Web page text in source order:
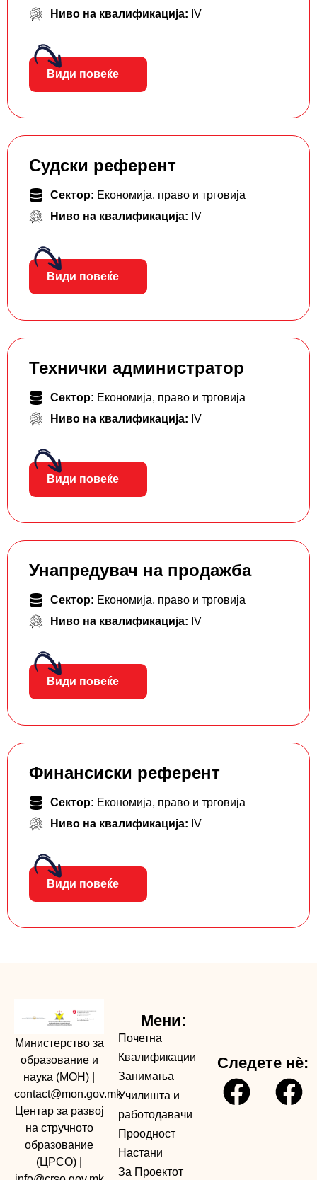
Ниво на квалификација: IV
Види повеќе
Судски референт
Сектор: Економија, право и трговија
Ниво на квалификација: IV
Види повеќе
Технички администратор
Сектор: Економија, право и трговија
Ниво на квалификација: IV
Види повеќе
Унапредувач на продажба
Сектор: Економија, право и трговија
Ниво на квалификација: IV
Види повеќе
Финансиски референт
Сектор: Економија, право и трговија
Ниво на квалификација: IV
Види повеќе
Министерство за
образование и
наука (МОН)
contact@mon.gov.mk
Центар за развој
на стручното
образование
(ЦРСО)
Мени:
Почетна
Квалификации
Занимања
Училишта и
работодавачи
Проодност
Настани
За Проектот
Следете нè: